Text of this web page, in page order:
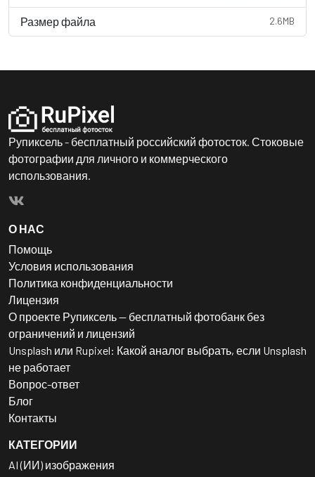
Размер файла 2.6MB
Рупиксель - бесплатный российский фотосток. Стоковые
фотографии для личного и коммерческого
использования.
О НАС
Помощь
Условия использования
Политика конфиденциальности
Лицензия
О проекте Рупиксель — бесплатный фотобанк без
ограничений и лицензий
Unsplash или Rupixel: Какой аналог выбрать, если Unsplash
не работает
Вопрос-ответ
Блог
Контакты
КАТЕГОРИИ
AI (ИИ) изображения